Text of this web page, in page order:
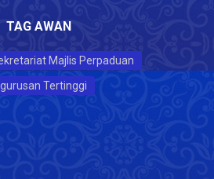
TAG AWAN
Majlis Perpaduan
Tertinggi